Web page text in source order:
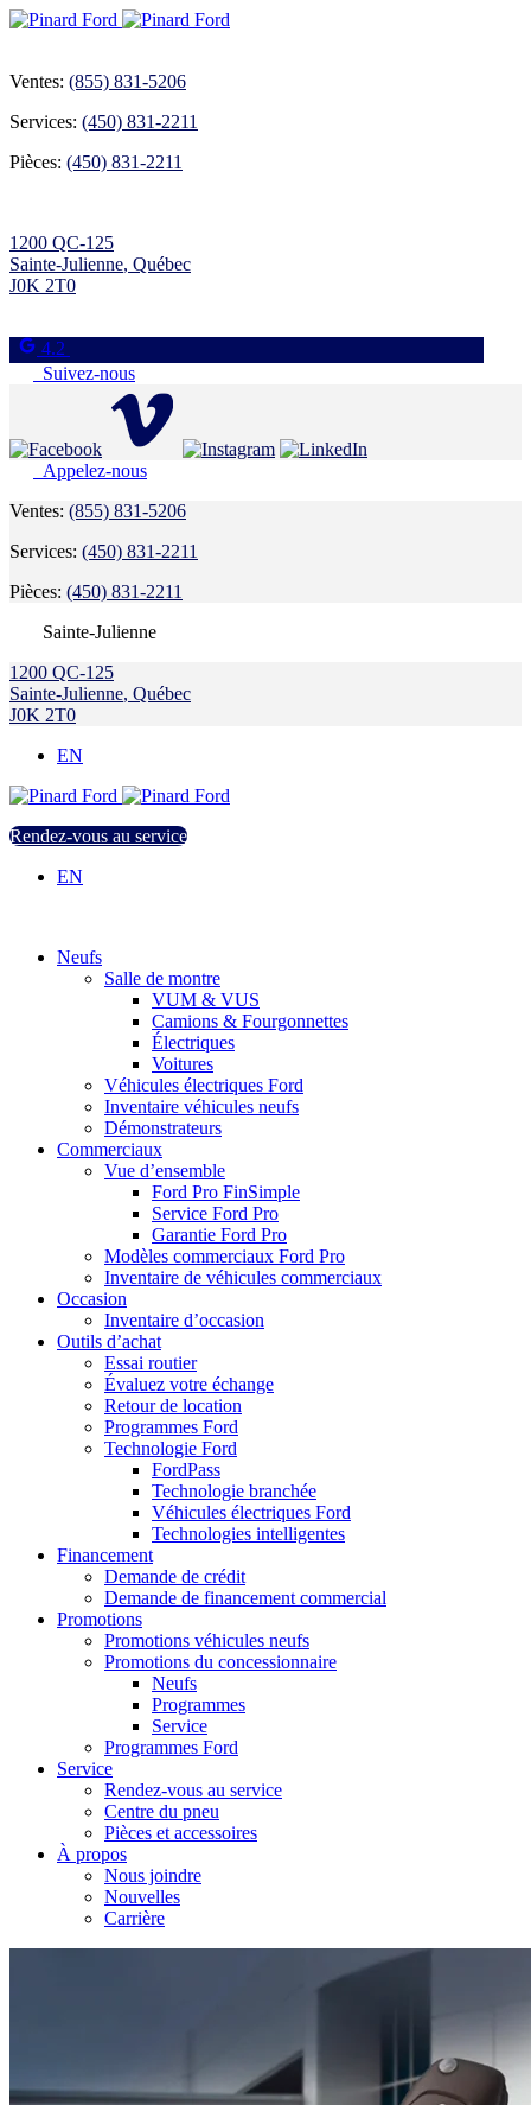
Ventes: (855) 831-5206
Services: (450) 831-2211
Pièces: (450) 831-2211
1200 QC-125
Sainte-Julienne, Québec
J0K 2T0
4.2
Suivez-nous
Appelez-nous
Ventes: (855) 831-5206
Services: (450) 831-2211
Pièces: (450) 831-2211
Sainte-Julienne
1200 QC-125
Sainte-Julienne, Québec
J0K 2T0
EN
Rendez-vous au service
EN
Neufs
Salle de montre
VUM & VUS
Camions & Fourgonnettes
Électriques
Voitures
Véhicules électriques Ford
Inventaire véhicules neufs
Démonstrateurs
Commerciaux
Vue d’ensemble
Ford Pro FinSimple
Service Ford Pro
Garantie Ford Pro
Modèles commerciaux Ford Pro
Inventaire de véhicules commerciaux
Occasion
Inventaire d’occasion
Outils d’achat
Essai routier
Évaluez votre échange
Retour de location
Programmes Ford
Technologie Ford
FordPass
Technologie branchée
Véhicules électriques Ford
Technologies intelligentes
Financement
Demande de crédit
Demande de financement commercial
Promotions
Promotions véhicules neufs
Promotions du concessionnaire
Neufs
Programmes
Service
Programmes Ford
Service
Rendez-vous au service
Centre du pneu
Pièces et accessoires
À propos
Nous joindre
Nouvelles
Carrière